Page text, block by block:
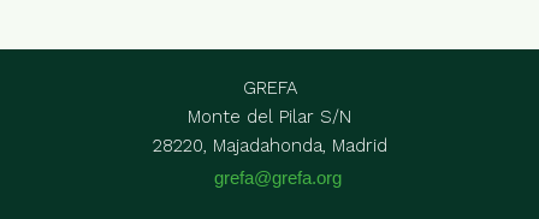
GREFA
Monte del Pilar S/N
28220, Majadahonda, Madrid
grefa@grefa.org